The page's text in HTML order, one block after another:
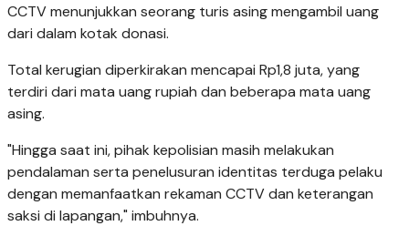
CCTV menunjukkan seorang turis asing mengambil uang
dari dalam kotak donasi.
Total kerugian diperkirakan mencapai Rp1,8 juta, yang
terdiri dari mata uang rupiah dan beberapa mata uang
asing.
"Hingga saat ini, pihak kepolisian masih melakukan
pendalaman serta penelusuran identitas terduga pelaku
dengan memanfaatkan rekaman CCTV dan keterangan
saksi di lapangan," imbuhnya.